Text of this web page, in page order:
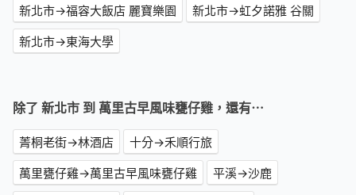
新北市→福容大飯店 麗寶樂園
新北市→虹夕諾雅 谷關
新北市→東海大學
除了 新北市 到 萬里古早風味甕仔雞，還有⋯
菁桐老街→林酒店
十分→禾順行旅
萬里甕仔雞→萬里古早風味甕仔雞
平溪→沙鹿